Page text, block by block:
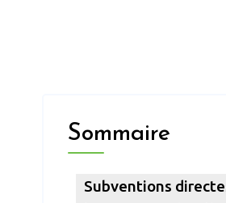
Sommaire
Subventions